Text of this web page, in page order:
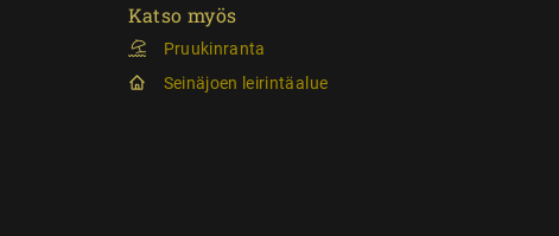
Katso myös
Pruukinranta
Seinäjoen leirintäalue